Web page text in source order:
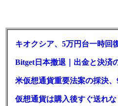
Bitget日本撤退｜出金と決済